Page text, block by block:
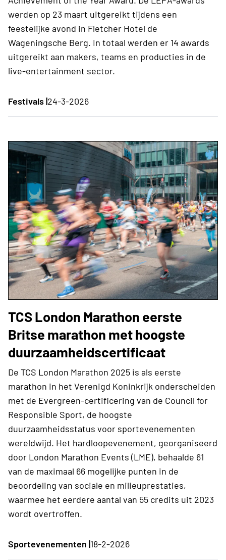
werden op 23 maart uitgereikt tijdens een
feestelijke avond in Fletcher Hotel de
Wageningsche Berg. In totaal werden er 14 awards
uitgereikt aan makers, teams en producties in de
live-entertainment sector.
Festivals |24-3-2026
TCS London Marathon eerste
Britse marathon met hoogste
duurzaamheidscertificaat
De TCS London Marathon 2025 is als eerste
marathon in het Verenigd Koninkrijk onderscheiden
met de Evergreen-certificering van de Council for
Responsible Sport, de hoogste
duurzaamheidsstatus voor sportevenementen
wereldwijd. Het hardloopevenement, georganiseerd
door London Marathon Events (LME), behaalde 61
van de maximaal 66 mogelijke punten in de
beoordeling van sociale en milieuprestaties,
waarmee het eerdere aantal van 55 credits uit 2023
wordt overtroffen.
Sportevenementen |18-2-2026